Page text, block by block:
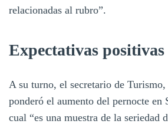
relacionadas al rubro”.
Expectativas positivas
A su turno, el secretario de
ponderó el aumento del pernocte en
cual “es una muestra de la seriedad